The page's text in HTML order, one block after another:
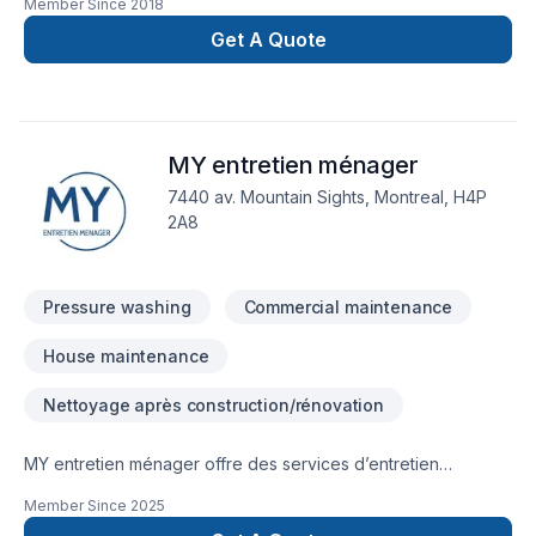
,solage,planché,balcon, pavé unis ,Quartz,
Member Since 2018
Get A Quote
MY entretien ménager
7440 av. Mountain Sights, Montreal, H4P
2A8
Pressure washing Commercial maintenance
House maintenance
Nettoyage après construction/rénovation
MY entretien ménager offre des services d’entretien
résidentiels. Que ce soit pour un bureau, un commerce, un
Member Since 2025